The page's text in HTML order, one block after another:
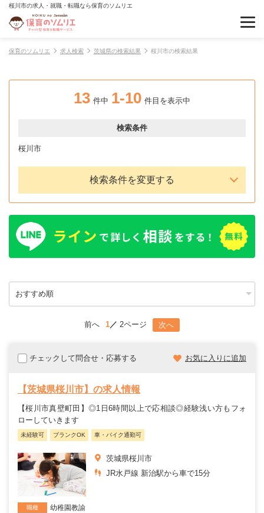
桜川市の求人・就職・転職なら保育のソムリエ
保育のソムリエ 求人検索 茨城県の検索結果 桜川市の検索結果
13 件中 1-10 件目を表示中
検索条件
桜川市
検索条件を変更する
前へ 1 2ページ 次へ
チェックして問合せ・応募する お気に入りに追加
【茨城県桜川市】の求人情報
【桜川市真壁町田】◎1日6時間以上で応相談◎経験浅い方もフォ
ローしていきます
未経験可 ブランクOK 車・バイク通勤可
茨城県桜川市
JR水戸線 新治駅から車で15分
職種 幼稚園教諭